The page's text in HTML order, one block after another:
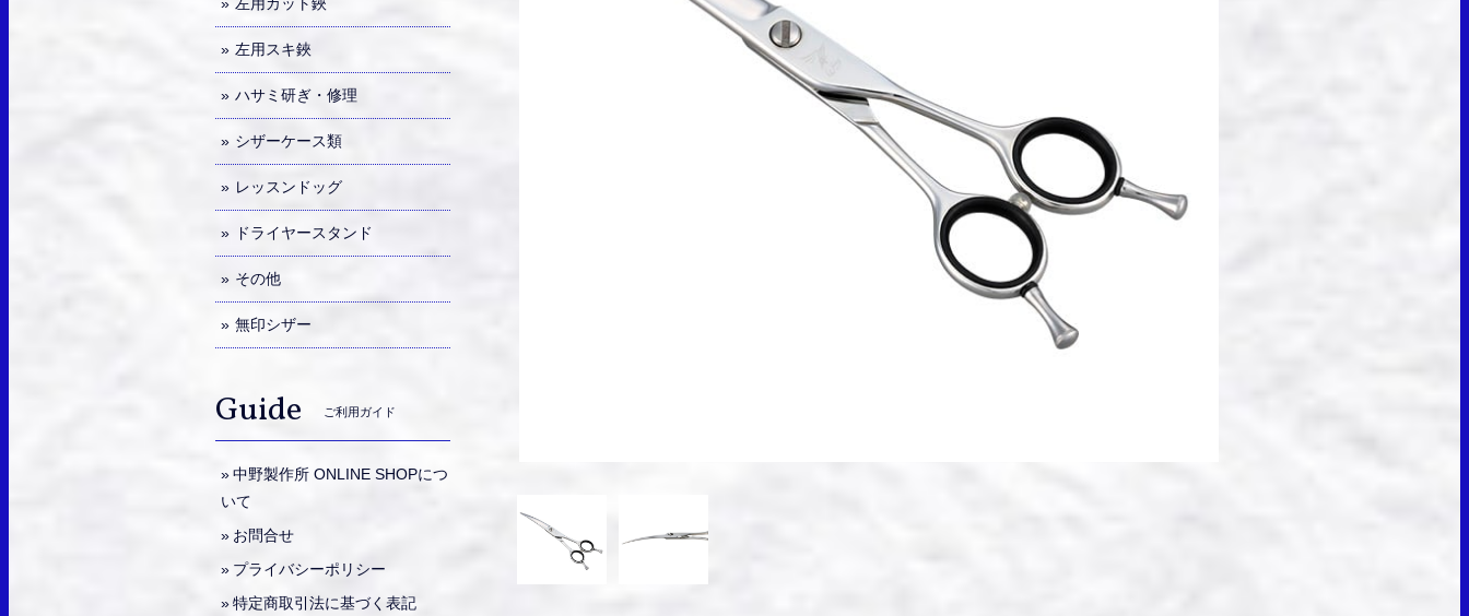
左用スキ鋏
ハサミ研ぎ・修理
シザーケース類
レッスンドッグ
ドライヤースタンド
その他
無印シザー
Guide ご利用ガイド
中野製作所 ONLINE SHOPにつ
いて
お問合せ
プライバシーポリシー
特定商取引法に基づく表記